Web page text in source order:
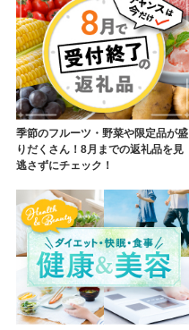
季節のフルーツ・野菜や限定品が盛
りだくさん！8月までの返礼品を見
逃さずにチェック！